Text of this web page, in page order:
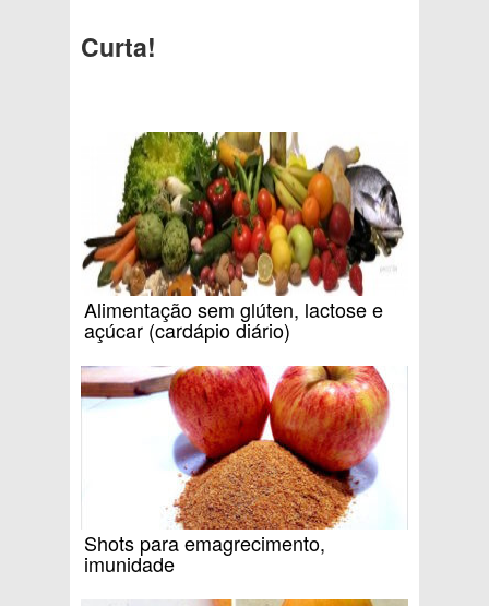
Curta!
Alimentação sem glúten, lactose e
açúcar (cardápio diário)
Shots para emagrecimento,
imunidade